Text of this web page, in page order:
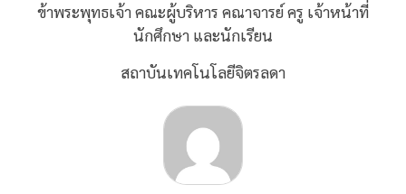
ข้าพระพุทธเจ้า คณะผู้บริหาร คณาจารย์ ครู เจ้าหน้าที่
นักศึกษา และนักเรียน
สถาบันเทคโนโลยีจิตรลดา